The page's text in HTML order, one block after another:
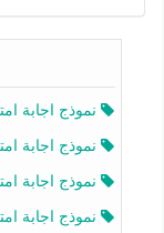
نموذج اجابة
نموذج اجابة امتحان
نموذج اجابة
نموذج اجابة امتحان